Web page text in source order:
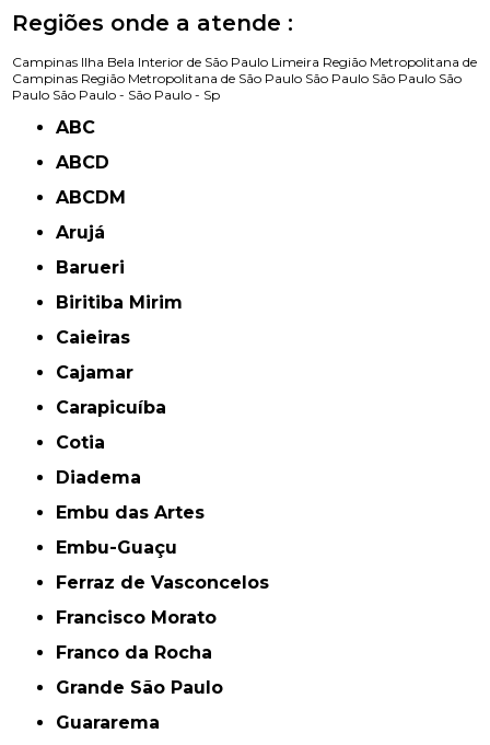
Regiões onde a atende :
Campinas Ilha Bela Interior de São Paulo Limeira Região Metropolitana de
Campinas Região Metropolitana de São Paulo São Paulo São Paulo São
Paulo São Paulo - São Paulo - Sp
ABC
ABCD
ABCDM
Arujá
Barueri
Biritiba Mirim
Caieiras
Cajamar
Carapicuíba
Cotia
Diadema
Embu das Artes
Embu-Guaçu
Ferraz de Vasconcelos
Francisco Morato
Franco da Rocha
Grande São Paulo
Guararema